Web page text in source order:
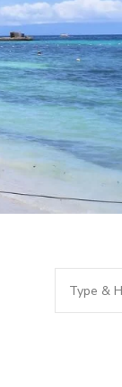
Looking
for